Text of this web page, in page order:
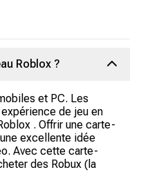
Roblox ?
et PC. Les
de jeu en
. Offrir une carte-
excellente idée
Avec cette carte-
des Robux (la